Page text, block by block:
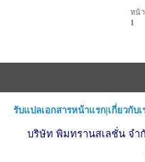
หน้า
1
รับแปลเอกสารหน้าแรก|เกี่ยวกับเ
บริษัท พิมทรานสเลชั่น จำ